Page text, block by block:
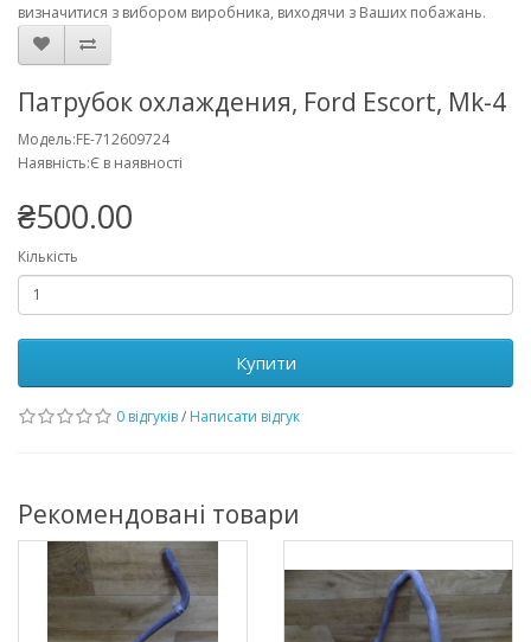
визначитися з вибором виробника, виходячи з Ваших побажань.
Патрубок охлаждения, Ford Escort, Mk-4
Модель:FE-712609724
Наявність:Є в наявності
₴500.00
Кількість
Купити
0 відгуків/ Написати відгук
Рекомендовані товари